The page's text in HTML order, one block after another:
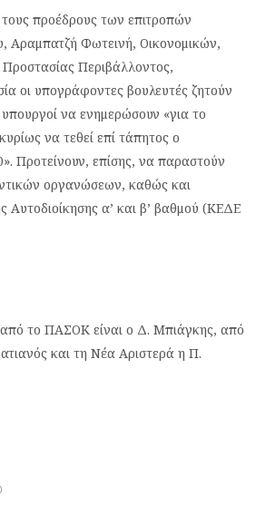
προέδρους των επιτροπών
Αραμπατζή Φωτεινή, Οικονομικών,
Περιβάλλοντος,
οι υπογράφοντες βουλευτές ζητούν
να ενημερώσουν «για το
να τεθεί επί τάπητος ο
Προτείνουν, επίσης, να παραστούν
οργανώσεων, καθώς και
Αυτοδιοίκησης α’ και β’ βαθμού (ΚΕΔΕ
το ΠΑΣΟΚ είναι ο Δ. Μπιάγκης, από
και τη Νέα Αριστερά η Π.